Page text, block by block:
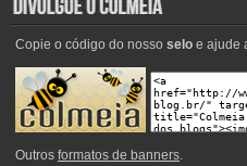
Copie o código do nosso seloe ajude
Outros formatos de banners.